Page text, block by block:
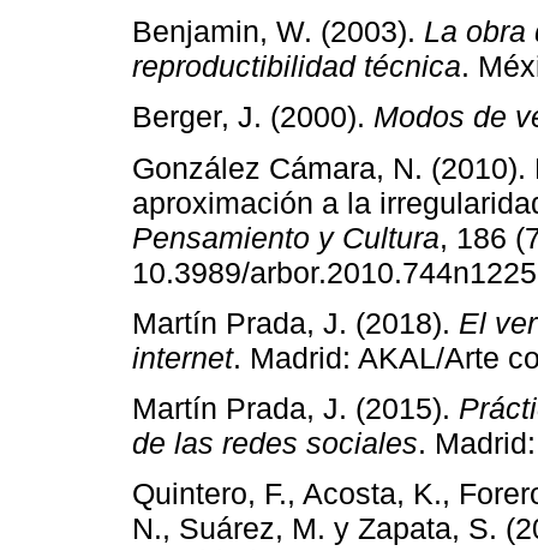
Benjamin, W. (2003). La obra
reproductibilidad técnica.
Berger, J. (2000). Modos de
González Cámara, N.
aproximación a la
Pensamiento y Cultura, 186
10.3989/
Martín Prada, J. (2018). El
internet. Madrid: AKAL/Arte
Martín Prada, J. (2015).
de las redes sociales.
Quintero, F., Acosta, K.,
N., Suárez, M. y Zapata, S.